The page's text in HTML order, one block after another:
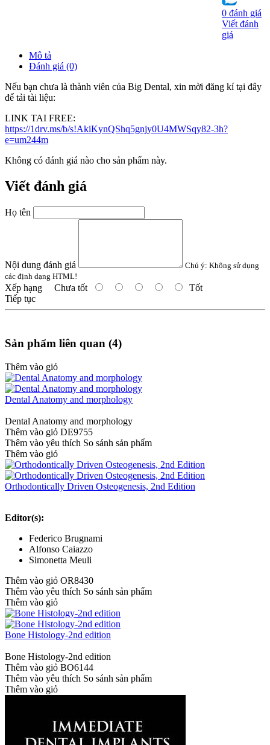
0 đánh giá
Viết đánh
giá
Mô tả
Đánh giá (0)
Nếu bạn chưa là thành viên của Big Dental, xin mời đăng kí tại đây
để tải tài liệu:
LINK TAI FREE:
https://1drv.ms/b/s!AkiKynQShq5gnjy0U4MWSqy82-3h?
e=um244m
Không có đánh giá nào cho sản phẩm này.
Viết đánh giá
Họ tên
Nội dung đánh giá Chú ý: Không sử dụng
các định dạng HTML!
Xếp hạng Chưa tốt
Tốt
Tiếp tục
Sản phẩm liên quan (4)
Thêm vào giỏ
Dental Anatomy and morphology
Dental Anatomy and morphology
Thêm vào giỏ DE9755
Thêm vào yêu thích So sánh sản phẩm
Thêm vào giỏ
Orthodontically Driven Osteogenesis, 2nd Edition
Editor(s):
Federico Brugnami
Alfonso Caiazzo
Simonetta Meuli
Thêm vào giỏ OR8430
Thêm vào yêu thích So sánh sản phẩm
Thêm vào giỏ
Bone Histology-2nd edition
Bone Histology-2nd edition
Thêm vào giỏ BO6144
Thêm vào yêu thích So sánh sản phẩm
Thêm vào giỏ